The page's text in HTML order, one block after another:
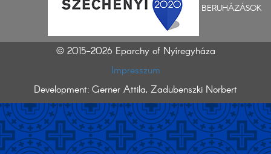
BERUHÁZÁSOK
© 2015-2026 Eparchy of Nyíregyháza
Impresszum
Development: Gerner Attila, Zadubenszki Norbert